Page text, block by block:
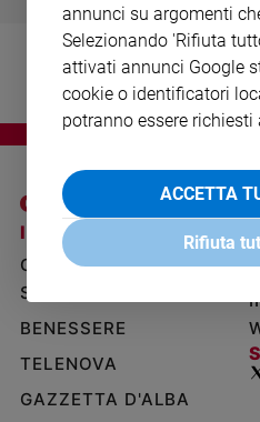
settimana
Migranti
Diversità
e
inclusione
Costume
Cultura
e
spettacoli
Sanremo
Tv
I SITI SAN PAOLO
GRUPPO EDITORIALE
SAN PAOLO
BENESSERE
TELENOVA
GAZZETTA D'ALBA
annunci su argomenti
Selezionando 'Rifiuta
attivati annunci Google
cookie o identificatori
potranno essere
ACCETTA
Rifiuta